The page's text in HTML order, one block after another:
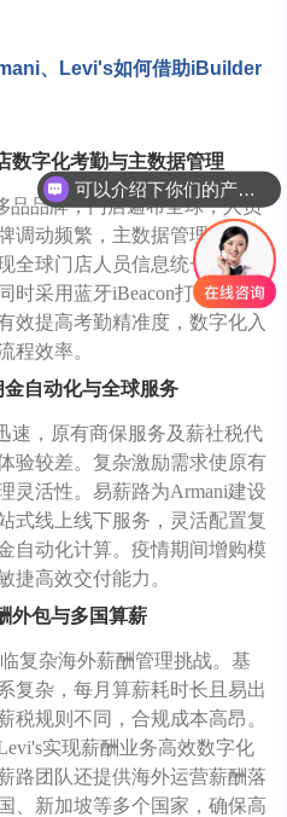
、Levi's如何借助iBuilder
字化考勤与主数据管理
品品牌，门店遍布全球，人员
调动频繁，主数据管理困难。
全球门店人员信息统一管理，
时采用蓝牙iBeacon打卡方
效提高考勤精准度，数字化入
程效率。
自动化与全球服务
速，原有商保服务及薪社税代
验较差。复杂激励需求使原有
灵活性。易薪路为Armani建设
式线上线下服务，灵活配置复
自动化计算。疫情期间增购模
捷高效交付能力。
包与多国算薪
复杂海外薪酬管理挑战。基
复杂，每月算薪耗时长且易出
税规则不同，合规成本高昂。
实现薪酬业务高效数字化
路团队还提供海外运营薪酬落
、新加坡等多个国家，确保高
可以介绍下你们的产品么
你们是怎么收费的呢